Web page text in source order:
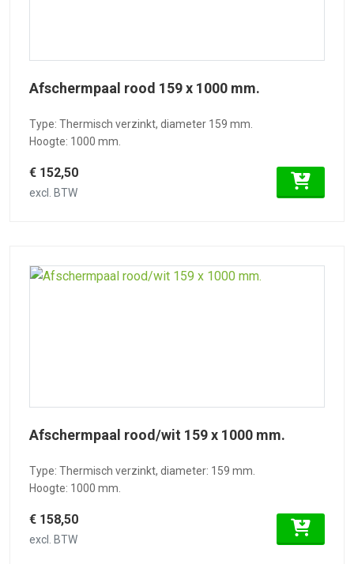
Afschermpaal rood 159 x 1000 mm.
Type: Thermisch verzinkt, diameter 159 mm.
Hoogte: 1000 mm.
€ 152,50
excl. BTW
Afschermpaal rood/wit 159 x 1000 mm.
Type: Thermisch verzinkt, diameter: 159 mm.
Hoogte: 1000 mm.
€ 158,50
excl. BTW